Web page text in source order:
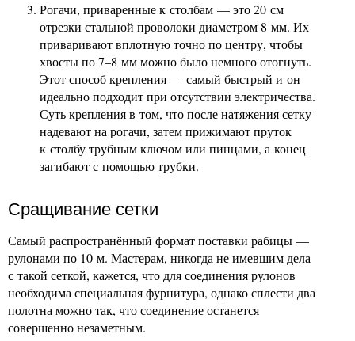
Рогачи, приваренные к столбам — это 20 см
отрезки стальной проволоки диаметром 8 мм. Их
приваривают вплотную точно по центру, чтобы
хвосты по 7–8 мм можно было немного отогнуть.
Этот способ крепления — самый быстрый и он
идеально подходит при отсутствии электричества.
Суть крепления в том, что после натяжения сетку
надевают на рогачи, затем прижимают пруток
к столбу трубным ключом или пинцами, а конец
загибают с помощью трубки.
Сращивание сетки
Самый распространённый формат поставки рабицы —
рулонами по 10 м. Мастерам, никогда не имевшим дела
с такой сеткой, кажется, что для соединения рулонов
необходима специальная фурнитура, однако сплести два
полотна можно так, что соединение останется
совершенно незаметным.